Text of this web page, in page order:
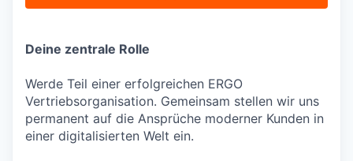
Deine zentrale Rolle
Werde Teil einer erfolgreichen ERGO
Vertriebsorganisation. Gemeinsam stellen wir uns
permanent auf die Ansprüche moderner Kunden in
einer digitalisierten Welt ein.